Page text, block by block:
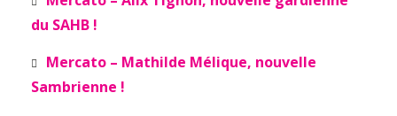
du SAHB !
Mercato – Mathilde Mélique, nouvelle
Sambrienne !